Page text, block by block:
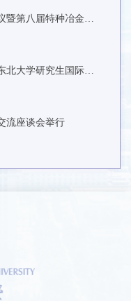
2026年智慧土木国际学术会议暨东北大学研究生国际暑期学校第九期在东北大学召开
流座谈会举行